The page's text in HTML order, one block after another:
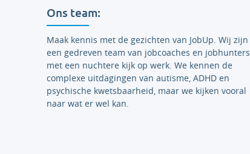
Ons team:
Maak kennis met de gezichten van JobUp. Wij zijn
een gedreven team van jobcoaches en jobhunters
met een nuchtere kijk op werk. We kennen de
complexe uitdagingen van autisme, ADHD en
psychische kwetsbaarheid, maar we kijken vooral
naar wat er wel kan.